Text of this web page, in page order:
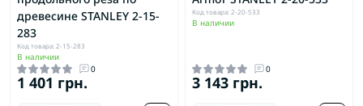
древесине STANLEY 2-15-
283
Код товара: 2-15-283
В наличии
0
1 401 грн.
Код товара: 2-20-533
В наличии
0
3 143 грн.